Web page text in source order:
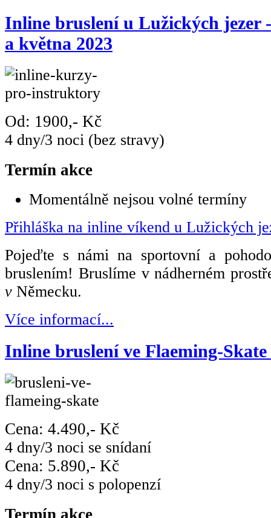
Inline bruslení u Lužických jezer
a května 2023
Od: 1900,- Kč
4 dny/3 noci (bez stravy)
Termín akce
Momentálně nejsou volné termíny
Přihláška na inline víkend u Lužických
Pojeďte s námi na sportovní a
bruslením! Bruslíme v nádherném
v Německu.
Více informací...
Inline bruslení ve Flaeming-Skate
Cena: 4.490,- Kč
4 dny/3 noci se snídaní
Cena: 5.890,- Kč
4 dny/3 noci s polopenzí
Termín akce